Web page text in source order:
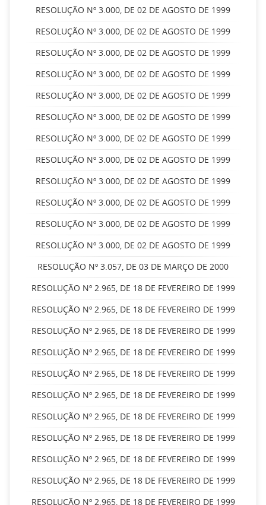
RESOLUÇÃO Nº 3.000, DE 02 DE AGOSTO DE 1999
RESOLUÇÃO Nº 3.000, DE 02 DE AGOSTO DE 1999
RESOLUÇÃO Nº 3.000, DE 02 DE AGOSTO DE 1999
RESOLUÇÃO Nº 3.000, DE 02 DE AGOSTO DE 1999
RESOLUÇÃO Nº 3.000, DE 02 DE AGOSTO DE 1999
RESOLUÇÃO Nº 3.000, DE 02 DE AGOSTO DE 1999
RESOLUÇÃO Nº 3.000, DE 02 DE AGOSTO DE 1999
RESOLUÇÃO Nº 3.000, DE 02 DE AGOSTO DE 1999
RESOLUÇÃO Nº 3.000, DE 02 DE AGOSTO DE 1999
RESOLUÇÃO Nº 3.000, DE 02 DE AGOSTO DE 1999
RESOLUÇÃO Nº 3.000, DE 02 DE AGOSTO DE 1999
RESOLUÇÃO Nº 3.000, DE 02 DE AGOSTO DE 1999
RESOLUÇÃO Nº 3.057, DE 03 DE MARÇO DE 2000
RESOLUÇÃO Nº 2.965, DE 18 DE FEVEREIRO DE 1999
RESOLUÇÃO Nº 2.965, DE 18 DE FEVEREIRO DE 1999
RESOLUÇÃO Nº 2.965, DE 18 DE FEVEREIRO DE 1999
RESOLUÇÃO Nº 2.965, DE 18 DE FEVEREIRO DE 1999
RESOLUÇÃO Nº 2.965, DE 18 DE FEVEREIRO DE 1999
RESOLUÇÃO Nº 2.965, DE 18 DE FEVEREIRO DE 1999
RESOLUÇÃO Nº 2.965, DE 18 DE FEVEREIRO DE 1999
RESOLUÇÃO Nº 2.965, DE 18 DE FEVEREIRO DE 1999
RESOLUÇÃO Nº 2.965, DE 18 DE FEVEREIRO DE 1999
RESOLUÇÃO Nº 2.965, DE 18 DE FEVEREIRO DE 1999
RESOLUÇÃO Nº 2.965, DE 18 DE FEVEREIRO DE 1999